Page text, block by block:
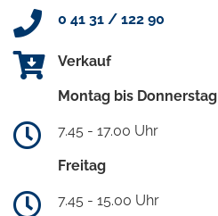
0 41 31 / 122 90
Verkauf
Montag bis Donnerstag
7.45 - 17.00 Uhr
Freitag
7.45 - 15.00 Uhr